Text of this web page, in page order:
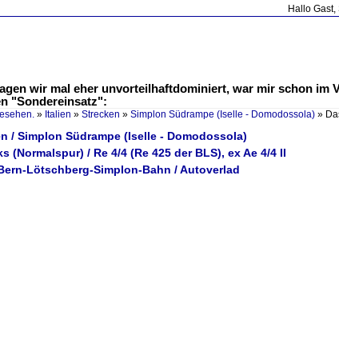
Hallo
wir mal eher unvorteilhaftdominiert, war mir schon im
"Sondereinsatz":
» Italien » Strecken » Simplon Südrampe (Iselle - Domodossola) »
/ Simplon Südrampe (Iselle - Domodossola)
(Normalspur) / Re 4/4 (Re 425 der BLS), ex Ae 4/4 II
Lötschberg-Simplon-Bahn / Autoverlad